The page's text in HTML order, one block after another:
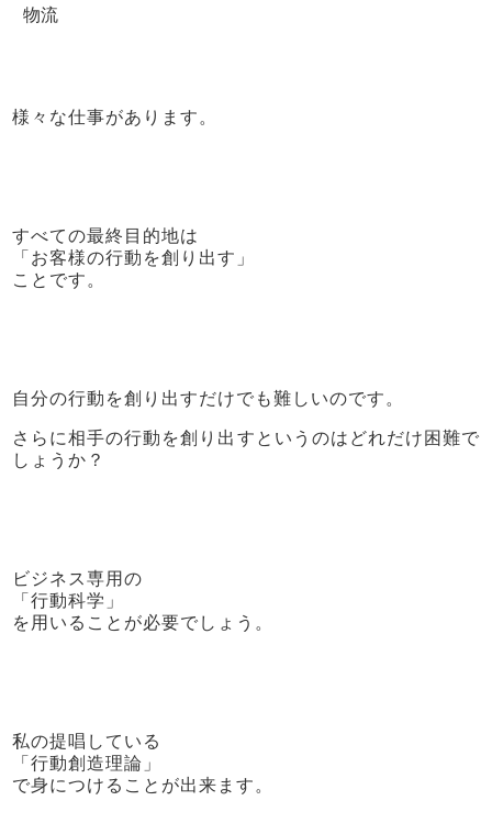
物流
様々な仕事があります。
すべての最終目的地は
「お客様の行動を創り出す」
ことです。
自分の行動を創り出すだけでも難しいのです。
さらに相手の行動を創り出すというのはどれだけ困難で
しょうか？
ビジネス専用の
「行動科学」
を用いることが必要でしょう。
私の提唱している
「行動創造理論」
で身につけることが出来ます。